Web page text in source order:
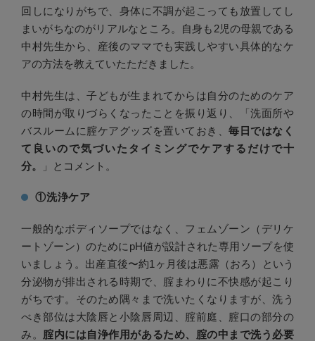
回しになりがちで、身体に不調が起こっても放置してし
まいがちなのがリアルなところ。自身も2児の母親である
中村先生から、産後のママでも実践しやすい具体的なケ
アの方法を教えていたただきました。
中村先生は、子どもが生まれてからは自分のためのケア
の時間が取りづらくなったことを振り返り、「洗面所や
バスルームに腟ケアグッズを置いておき、毎日ではなく
て良いので気づいたタイミングでケアするだけで十
分。
」とコメント。
①洗浄ケア
一般的なボディソープではなく、フェムゾーン（デリケ
ートゾーン）のためにpH値が設計された専用ソープを使
いましょう。出産直後〜約1ヶ月後は悪露（おろ）という
分泌物が排出される時期で、腟まわりに不快感が起こり
がちです。そのため隅々まで洗いたくなりますが、洗う
べき部位は大陰唇と小陰唇周辺、腟前庭、腟口の部分の
み。 腟内には自浄作用があるため、腟の中まで洗う必要